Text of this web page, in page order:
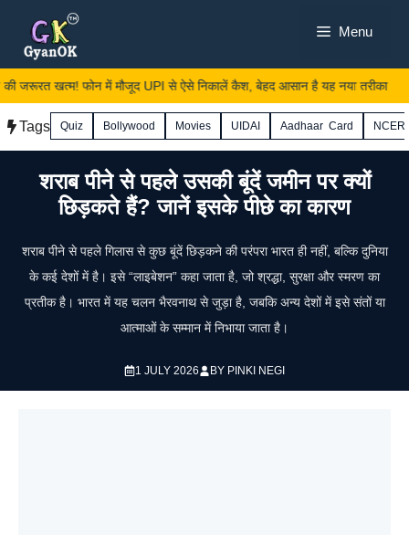
content
Menu
जरूरत खत्म! फोन में मौजूद UPI से ऐसे निकालें कैश, बेहद आसान है यह नया तरीका
Tags Quiz Bollywood Movies UIDAI Aadhaar Card
शराब पीने से पहले उसकी बूंदें जमीन पर क्यों
छिड़कते हैं? जानें इसके पीछे का कारण
शराब पीने से पहले गिलास से कुछ बूंदें छिड़कने की परंपरा भारत ही नहीं, बल्कि दुनिया
के कई देशों में है। इसे “लाइबेशन” कहा जाता है, जो श्रद्धा, सुरक्षा और स्मरण का
प्रतीक है। भारत में यह चलन भैरवनाथ से जुड़ा है, जबकि अन्य देशों में इसे संतों या
आत्माओं के सम्मान में निभाया जाता है।
1 JULY 2026 BY PINKI NEGI